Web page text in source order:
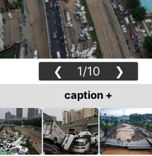
❮ 1/10 ❯
caption +